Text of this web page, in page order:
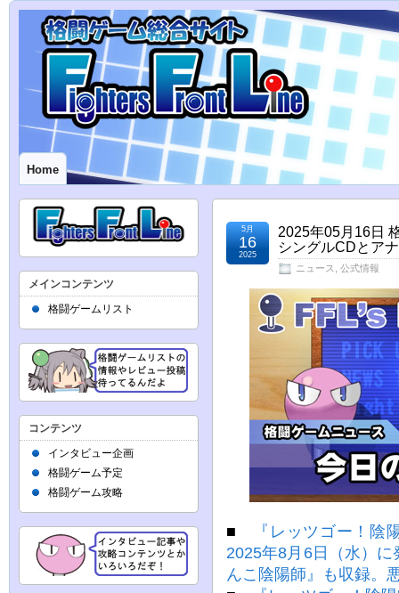
Home
2025年05月16日
シングルCDとア
ニュース 公式情報
5月
16
2025
■
『レッツゴー！陰
2025年8月6日（水）
んこ陰陽師』も収録。
メインコンテンツ
格闘ゲームリスト
コンテンツ
インタビュー企画
格闘ゲーム予定
格闘ゲーム攻略